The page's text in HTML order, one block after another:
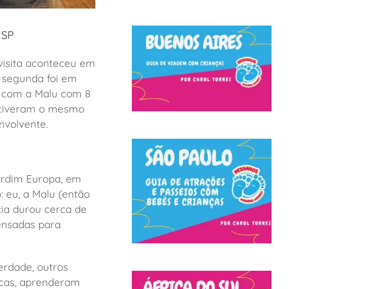
aconteceu em
foi em
a Malu com 8
o mesmo
Europa, em
eu, a Malu (então
durou cerca de
para
outros
aprenderam